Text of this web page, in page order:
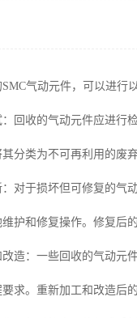
气动元件，可以进行
回收的气动元件应进行
分类为不可再利用的废弃
对于损坏但可修复的气
护和修复操作。修复后
造：一些回收的气动元
求。重新加工和改造后